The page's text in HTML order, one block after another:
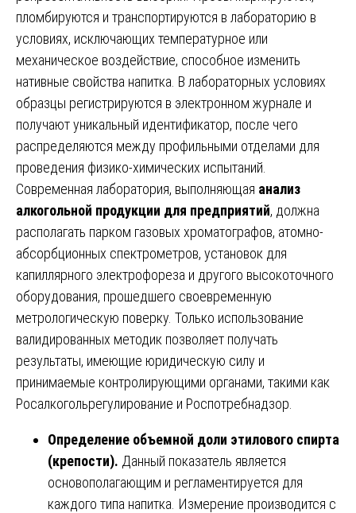
пломбируются и транспортируются в лабораторию в
условиях, исключающих температурное или
механическое воздействие, способное изменить
нативные свойства напитка. В лабораторных условиях
образцы регистрируются в электронном журнале и
получают уникальный идентификатор, после чего
распределяются между профильными отделами для
проведения физико-химических испытаний.
Современная лаборатория, выполняющая анализ
алкогольной продукции для предприятий, должна
располагать парком газовых хроматографов, атомно-
абсорбционных спектрометров, установок для
капиллярного электрофореза и другого высокоточного
оборудования, прошедшего своевременную
метрологическую поверку. Только использование
валидированных методик позволяет получать
результаты, имеющие юридическую силу и
принимаемые контролирующими органами, такими как
Росалкогольрегулирование и Роспотребнадзор.
Определение объемной доли этилового спирта
(крепости). Данный показатель является
основополагающим и регламентируется для
каждого типа напитка. Измерение производится с